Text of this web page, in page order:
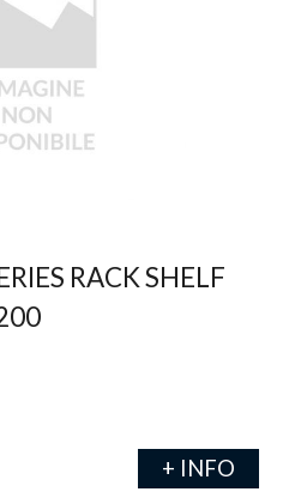
RACK SHELF
+ INFO